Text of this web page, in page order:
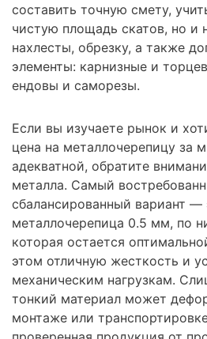
составить точную смету,
чистую площадь скатов, но и
нахлесты, обрезку, а также
элементы: карнизные и
ендовы и саморезы.
Если вы изучаете рынок и
цена на металлочерепицу за
адекватной, обратите
металла. Самый
сбалансированный вариант —
металлочерепица 0.5 мм, по
которая остается
этом отличную жесткость и
механическим нагрузкам.
тонкий материал может
монтаже или